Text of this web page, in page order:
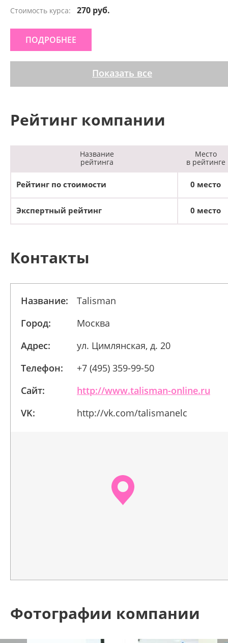
Стоимость курса: 270 руб.
ПОДРОБНЕЕ
Показать все
Рейтинг компании
Название
рейтинга
Место
в рейтинге
Рейтинг по стоимости 0 место
Экспертный рейтинг 0 место
Контакты
Название:
Talisman
Город:
Москва
Адрес:
ул. Цимлянская, д. 20
Телефон:
+7 (495) 359-99-50
Сайт:
http://www.talisman-online.ru
VK:
http://vk.com/talismanelc
Фотографии компании